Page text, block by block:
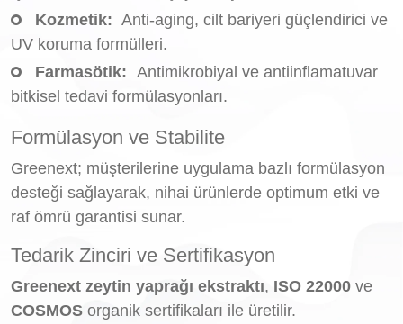
Kozmetik: Anti-aging, cilt bariyeri güçlendirici ve
UV koruma formülleri.
Farmasötik: Antimikrobiyal ve antiinflamatuvar
bitkisel tedavi formülasyonları.
Formülasyon ve Stabilite
Greenext; müşterilerine uygulama bazlı formülasyon
desteği sağlayarak, nihai ürünlerde optimum etki ve
raf ömrü garantisi sunar.
Tedarik Zinciri ve Sertifikasyon
Greenext zeytin yaprağı ekstraktı, ISO 22000 ve
COSMOS organik sertifikaları ile üretilir.